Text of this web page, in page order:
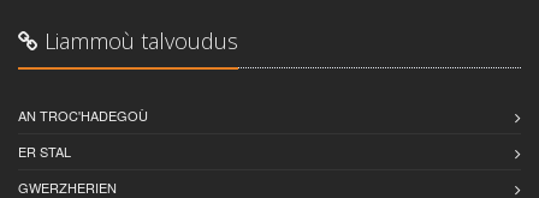
Liammoù talvoudus
AN TROC'HADEGOÙ
ER STAL
GWERZHERIEN